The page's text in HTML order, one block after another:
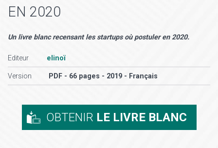
EN 2020
Un livre blanc recensant les startups où postuler en 2020.
Editeur elinoï
Version PDF - 66 pages - 2019 - Français
OBTENIR LE LIVRE BLANC